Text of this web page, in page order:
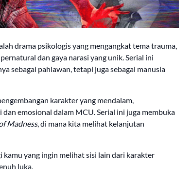
drama psikologis yang mengangkat tema trauma,
dan gaya narasi yang unik. Serial ini
sebagai pahlawan, tetapi juga sebagai manusia
karakter yang mendalam,
emosional dalam MCU. Serial ini juga membuka
Madness, di mana kita melihat kelanjutan
kamu yang ingin melihat sisi lain dari karakter
luka.